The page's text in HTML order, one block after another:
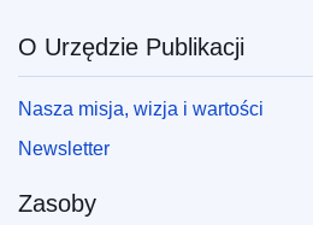
O Urzędzie Publikacji
Nasza misja, wizja i wartości
Newsletter
Zasoby